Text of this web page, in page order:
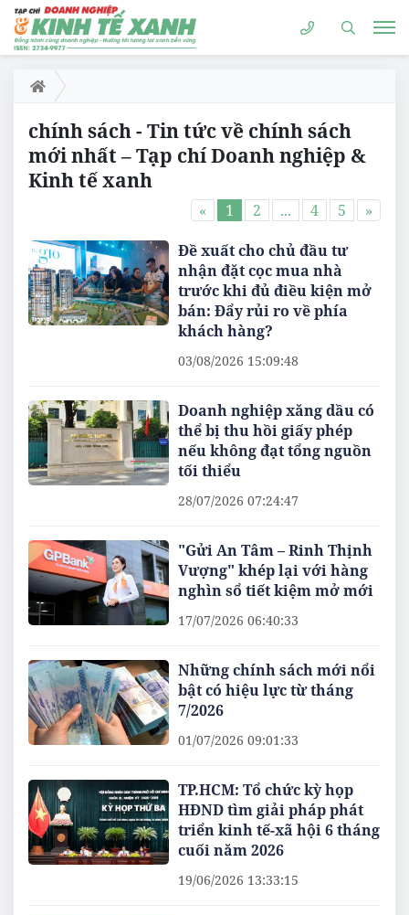
chính sách - Tin tức về chính sách
mới nhất – Tạp chí Doanh nghiệp &
Kinh tế xanh
« 1 2 ... 4 5 »
Đề xuất cho chủ đầu tư
nhận đặt cọc mua nhà
trước khi đủ điều kiện mở
bán: Đẩy rủi ro về phía
khách hàng?
03/08/2026 15:09:48
Doanh nghiệp xăng dầu có
thể bị thu hồi giấy phép
nếu không đạt tổng nguồn
tối thiểu
28/07/2026 07:24:47
"Gửi An Tâm – Rinh Thịnh
Vượng" khép lại với hàng
nghìn sổ tiết kiệm mở mới
17/07/2026 06:40:33
Những chính sách mới nổi
bật có hiệu lực từ tháng
7/2026
01/07/2026 09:01:33
TP.HCM: Tổ chức kỳ họp
HĐND tìm giải pháp phát
triển kinh tế-xã hội 6 tháng
cuối năm 2026
19/06/2026 13:33:15